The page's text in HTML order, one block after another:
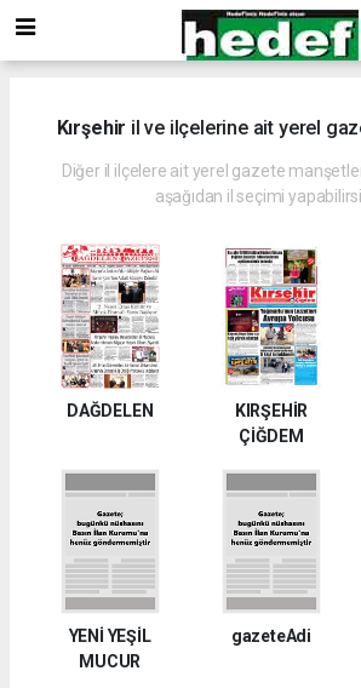
Kırşehir il ve ilçelerine ait yerel
Diğer il ilçelere ait yerel gazete
aşağıdan il seçimi
DAĞDELEN
KIRŞEHİR
ÇİĞDEM
YENİ YEŞİL
MUCUR
gazeteAdi